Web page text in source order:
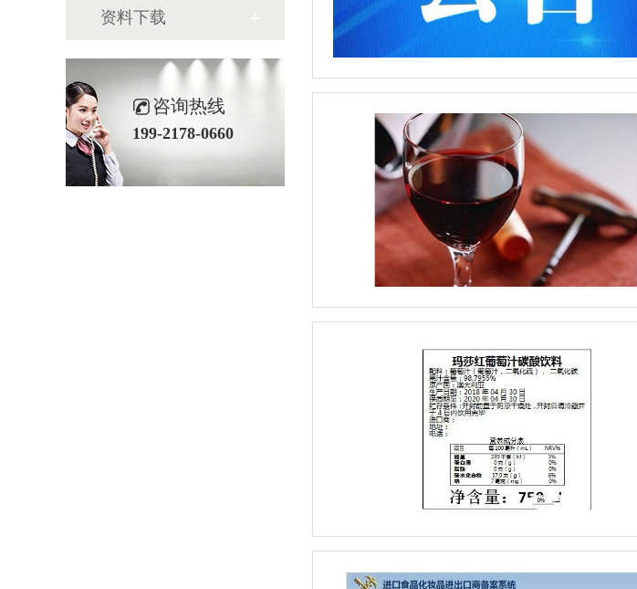
资料下载
咨询热线
199-2178-0660